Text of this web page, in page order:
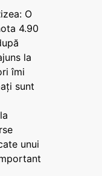
O
4.90
la
îmi
sunt
unui